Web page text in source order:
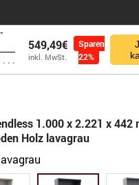
. .
549,49€
inkl. MwSt.
Sparen
22%
1.000 x 2.221 x 442
Holz lavagrau